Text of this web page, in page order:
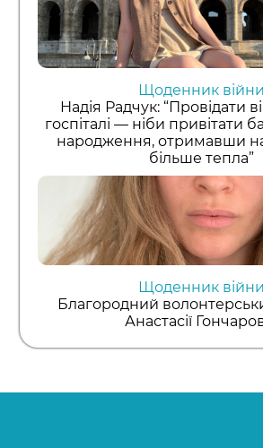
Щоденник війни
Надія Радчук: “Провідати
госпіталі — ніби привітати
народження, отримавши
більше тепла”
Щоденник війни
Благородний
Анастасії